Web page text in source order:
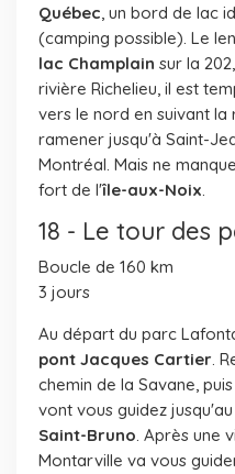
Québec, un bord de lac
(camping possible). Le
lac Champlain sur la
rivière Richelieu, il est
vers le nord en suivant la
ramener jusqu'à Saint-
Montréal. Mais ne
fort de l'île-aux-Noix.
18 - Le tour des
Boucle de 160 km
3 jours
Au départ du parc
pont Jacques Cartier.
chemin de la Savane,
vont vous guidez jusqu'au
Saint-Bruno. Après une
Montarville va vous